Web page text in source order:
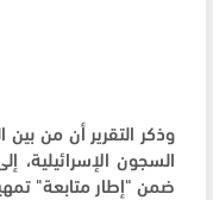
وذكر التقرير أن من
السجون الإسرائيلية،
ضمن "إطار متابعة"